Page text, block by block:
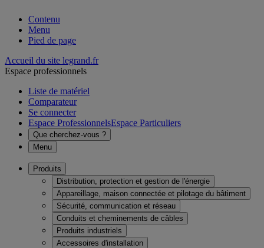
Contenu
Menu
Pied de page
Accueil du site legrand.fr
Espace professionnels
Liste de matériel
Comparateur
Se connecter
Espace ProfessionnelsEspace Particuliers
Que cherchez-vous ?
Menu
Produits
Distribution, protection et gestion de l'énergie
Appareillage, maison connectée et pilotage du bâtiment
Sécurité, communication et réseau
Conduits et cheminements de câbles
Produits industriels
Accessoires d'installation